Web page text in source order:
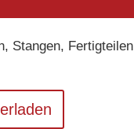
Stangen, Fertigteilen